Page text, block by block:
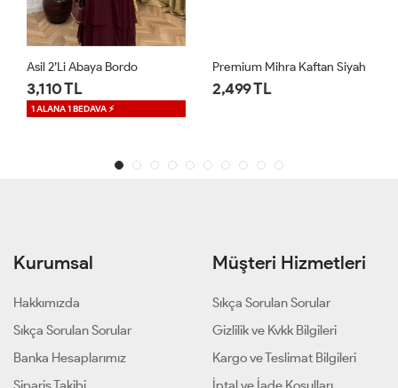
Asil 2’li Abaya Bordo
3,110 TL
1 ALANA 1 BEDAVA ⚡
Premium Mihra Kaftan Siyah
2,499 TL
Kurumsal
Hakkımızda
Sıkça Sorulan Sorular
Banka Hesaplarımız
Müşteri Hizmetleri
Sıkça Sorulan Sorular
Gizlilik ve Kvkk Bilgileri
Kargo ve Teslimat Bilgileri